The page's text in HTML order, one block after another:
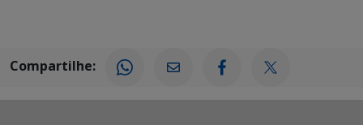
Compartilhe: